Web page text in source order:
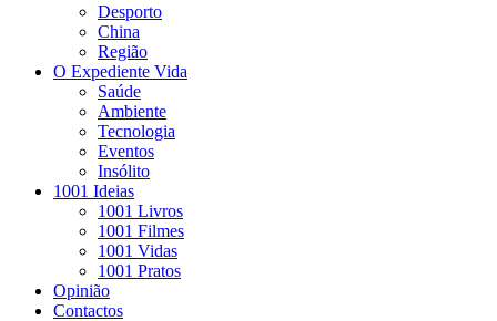
Desporto
China
Região
O Expediente Vida
Saúde
Ambiente
Tecnologia
Eventos
Insólito
1001 Ideias
1001 Livros
1001 Filmes
1001 Vidas
1001 Pratos
Opinião
Contactos